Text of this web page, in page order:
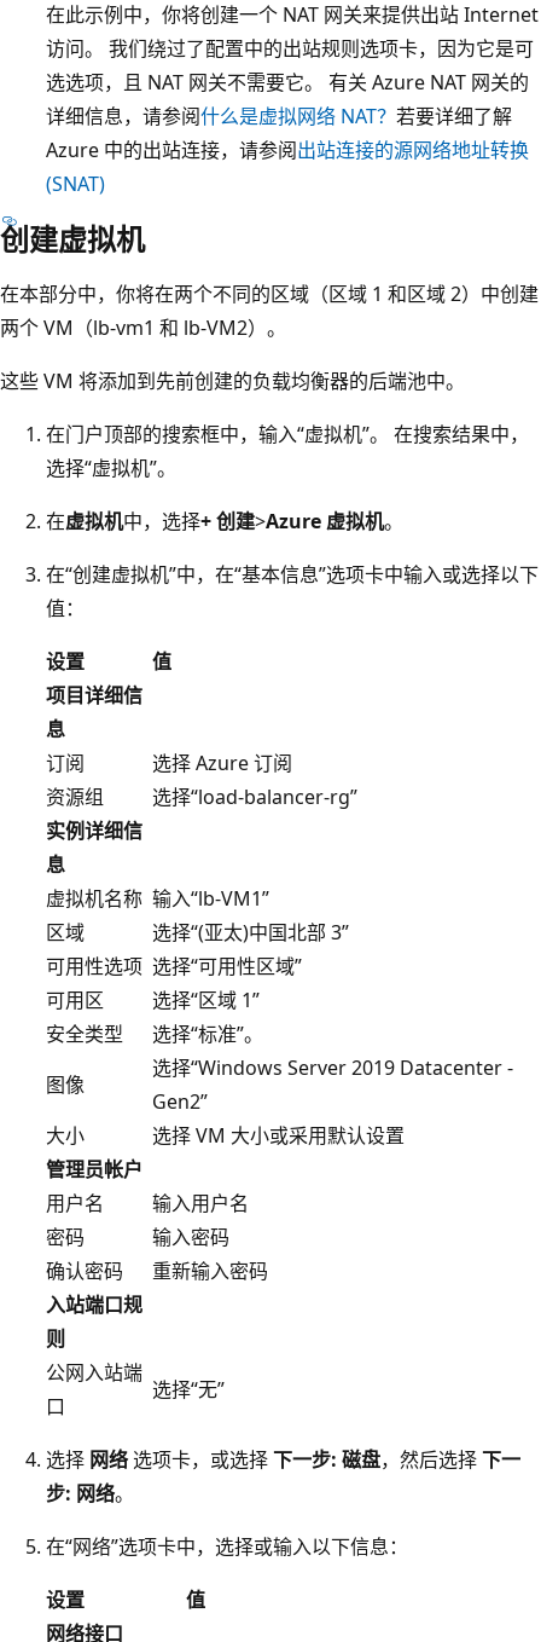
在此示例中，你将创建一个 NAT 网关来提供出站 Internet
访问。 我们绕过了配置中的出站规则选项卡，因为它是可
选选项，且 NAT 网关不需要它。 有关 Azure NAT 网关的
详细信息，请参阅什么是虚拟网络 NAT？ 若要详细了解
Azure 中的出站连接，请参阅出站连接的源网络地址转换
(SNAT)
创建虚拟机
在本部分中，你将在两个不同的区域（区域 1 和区域 2）中创建
两个 VM（lb-vm1 和 lb-VM2） 。
这些 VM 将添加到先前创建的负载均衡器的后端池中。
在门户顶部的搜索框中，输入“虚拟机”。 在搜索结果中，
选择“虚拟机”。
在虚拟机中，选择+ 创建>Azure 虚拟机。
在“创建虚拟机”中，在“基本信息”选项卡中输入或选择以下
值：
设置
值
项目详细信
息
订阅
选择 Azure 订阅
资源组
选择“load-balancer-rg”
实例详细信
息
虚拟机名称 输入“lb-VM1”
区域
选择“(亚太)中国北部 3”
可用性选项 选择“可用性区域”
可用区
选择“区域 1”
安全类型
选择“标准”。
图像
选择“Windows Server 2019 Datacenter -
Gen2”
大小
选择 VM 大小或采用默认设置
管理员帐户
用户名
输入用户名
密码
输入密码
确认密码
重新输入密码
入站端口规
则
公网入站端
口
选择“无”
选择 网络选项卡，或选择下一步: 磁盘，然后选择下一
步: 网络。
在“网络”选项卡中，选择或输入以下信息：
设置
值
网络接口